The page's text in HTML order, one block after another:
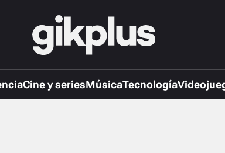
Cine y seriesMúsicaTecnología